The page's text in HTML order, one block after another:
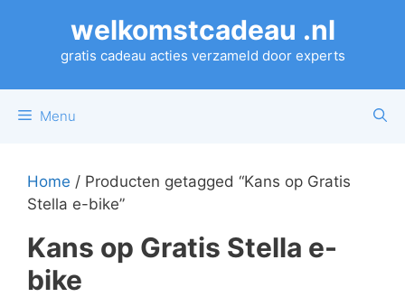
welkomstcadeau .nl
gratis cadeau acties verzameld door experts
Menu
Home / Producten getagged “Kans op Gratis
Stella e-bike”
Kans op Gratis Stella e-
bike